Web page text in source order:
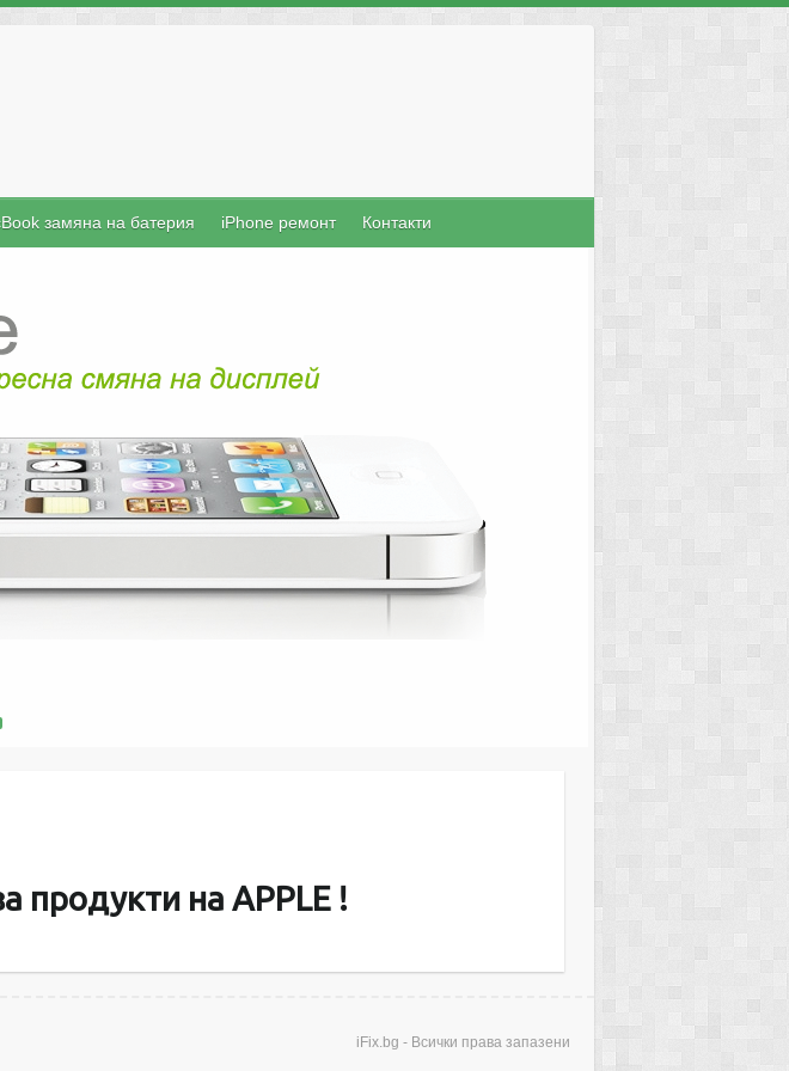
замяна на батерия iPhone ремонт Контакти
Mac Поправка
iFix е бърз и качествен сервиз за настолни и
преносими машини като MacPro, MacBook Pro,
поправяме извънгаранционно екрани (дисплеи),
продукти на APPLE !
iFix.bg - Всички права запазени